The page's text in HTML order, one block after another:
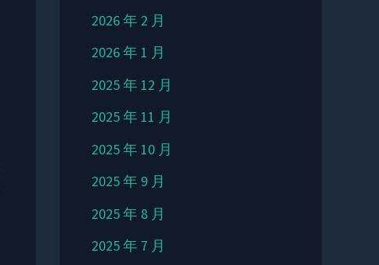
2026 年 2 月
2026 年 1 月
2025 年 12 月
2025 年 11 月
2025 年 10 月
2025 年 9 月
2025 年 8 月
2025 年 7 月